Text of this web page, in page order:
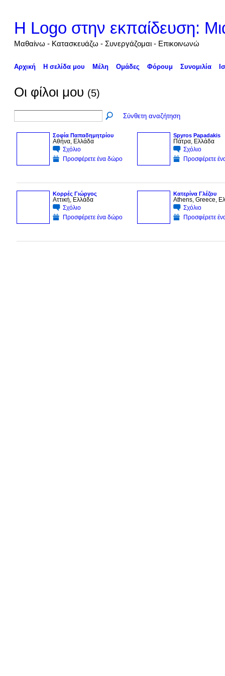
Η Logo στην εκπαίδευση:
Μαθαίνω - Κατασκευάζω - Συνεργάζομαι - Επικοινωνώ
Αρχική Η σελίδα μου Μέλη Ομάδες Φόρουμ Συνομιλία
Οι φίλοι μου (5)
Σύνθετη αναζήτηση
Σοφία Παπαδημητρίου
Αθήνα, Ελλάδα
Σχόλιο
Προσφέρετε ένα δώρο
Spyros Papadakis
Πάτρα, Ελλάδα
Σχόλιο
Προσφέρετε
Κορρές Γιώργος
Αττική, Ελλάδα
Σχόλιο
Προσφέρετε ένα δώρο
Κατερίνα Γλέζου
Athens, Greece,
Σχόλιο
Προσφέρετε